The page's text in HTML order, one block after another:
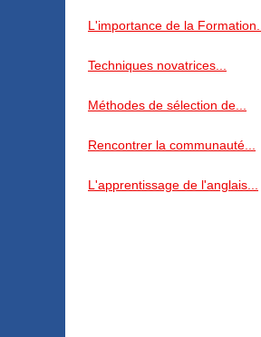
L'importance de la Formation...
Techniques novatrices...
Méthodes de sélection de...
Rencontrer la communauté...
L'apprentissage de l'anglais...